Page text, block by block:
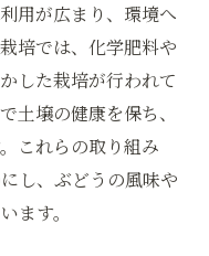
用が広まり、環境へ
培では、化学肥料や
した栽培が行われて
土壌の健康を保ち、
これらの取り組み
し、ぶどうの風味や
ます。